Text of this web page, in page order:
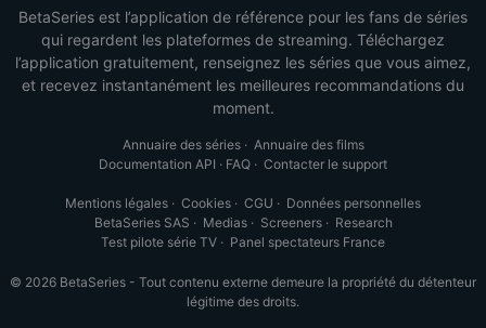
BetaSeries est l’application de référence pour les fans de séries
qui regardent les plateformes de streaming. Téléchargez
l’application gratuitement, renseignez les séries que vous aimez,
et recevez instantanément les meilleures recommandations du
moment.
Annuaire des séries· Annuaire des films
Documentation API · FAQ · Contacter le support
Mentions légales · Cookies · CGU · Données personnelles
BetaSeries SAS · Medias· Screeners· Research
Test pilote série TV · Panel spectateurs France
© 2026 BetaSeries - Tout contenu externe demeure la propriété du détenteur
légitime des droits.